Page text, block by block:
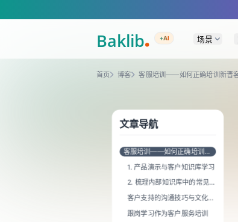
A Markdown version of this page is available at https://
+AI 场景
首页 博客 客服培训——如何正确培训新晋
文章导航
客服培训——如何正确培训新
1. 产品演示与客户知识库学习
2. 梳理内部知识库中的常见问
客户支持的沟通技巧与文化培
跟岗学习作为客户服务培训